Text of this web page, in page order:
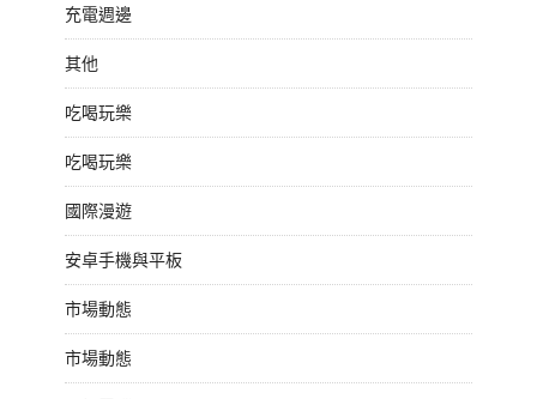
充電週邊
其他
吃喝玩樂
吃喝玩樂
國際漫遊
安卓手機與平板
市場動態
市場動態